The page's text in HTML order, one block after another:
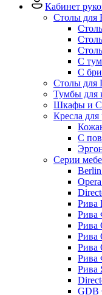
Кабинет
Столы для
С
C
Столы для
Тумбы для
Шкафы и
Кресла для
С
Серии
Рива
Рива
Рива
Рива
Рива
Рива
Рива
GDB